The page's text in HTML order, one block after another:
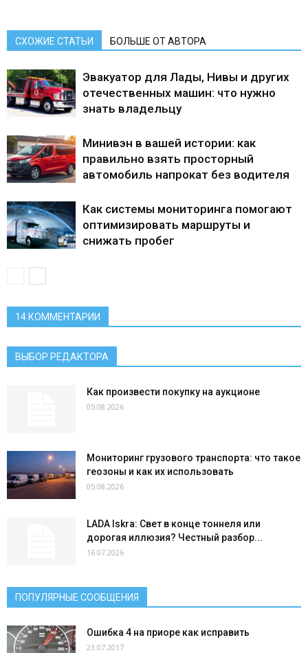
СХОЖИЕ СТАТЬИ БОЛЬШЕ ОТ АВТОРА
Эвакуатор для Лады, Нивы и других
отечественных машин: что нужно
знать владельцу
Минивэн в вашей истории: как
правильно взять просторный
автомобиль напрокат без водителя
Как системы мониторинга помогают
оптимизировать маршруты и
снижать пробег
14 КОММЕНТАРИИ
ВЫБОР РЕДАКТОРА
Как произвести покупку на аукционе
05.08.2026
Мониторинг грузового транспорта: что такое
геозоны и как их использовать
05.08.2026
LADA Iskra: Свет в конце тоннеля или
дорогая иллюзия? Честный разбор...
16.07.2026
ПОПУЛЯРНЫЕ СООБЩЕНИЯ
Ошибка 4 на приоре как исправить
23.07.2017